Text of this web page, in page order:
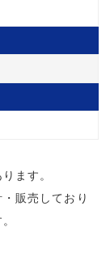
ます。
販売しており